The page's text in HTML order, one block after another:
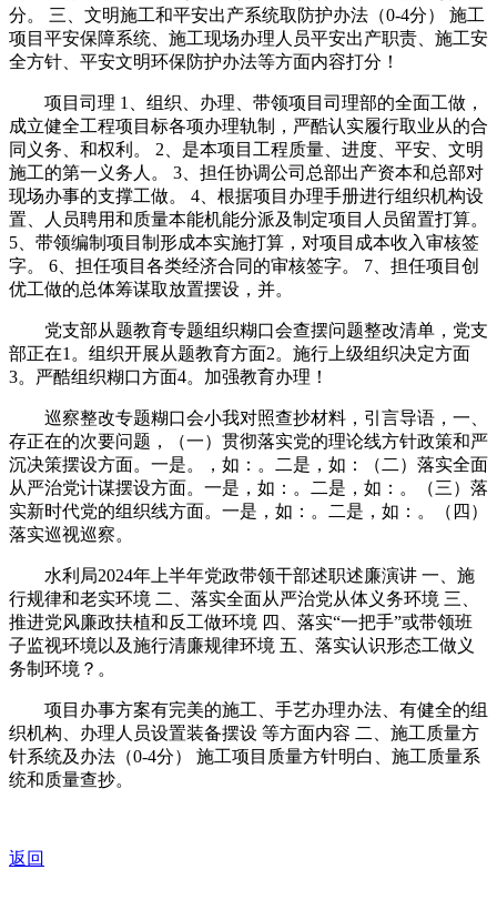
分。 三、文明施工和平安出产系统取防护办法（0-4分） 施工
项目平安保障系统、施工现场办理人员平安出产职责、施工安
全方针、平安文明环保防护办法等方面内容打分！
项目司理 1、组织、办理、带领项目司理部的全面工做，
成立健全工程项目标各项办理轨制，严酷认实履行取业从的合
同义务、和权利。 2、是本项目工程质量、进度、平安、文明
施工的第一义务人。 3、担任协调公司总部出产资本和总部对
现场办事的支撑工做。 4、根据项目办理手册进行组织机构设
置、人员聘用和质量本能机能分派及制定项目人员留置打算。
5、带领编制项目制形成本实施打算，对项目成本收入审核签
字。 6、担任项目各类经济合同的审核签字。 7、担任项目创
优工做的总体筹谋取放置摆设，并。
党支部从题教育专题组织糊口会查摆问题整改清单，党支
部正在1。组织开展从题教育方面2。施行上级组织决定方面
3。严酷组织糊口方面4。加强教育办理！
巡察整改专题糊口会小我对照查抄材料，引言导语，一、
存正在的次要问题，（一）贯彻落实党的理论线方针政策和严
沉决策摆设方面。一是。，如：。二是，如：（二）落实全面
从严治党计谋摆设方面。一是，如：。二是，如：。（三）落
实新时代党的组织线方面。一是，如：。二是，如：。（四）
落实巡视巡察。
水利局2024年上半年党政带领干部述职述廉演讲 一、施
行规律和老实环境 二、落实全面从严治党从体义务环境 三、
推进党风廉政扶植和反工做环境 四、落实“一把手”或带领班
子监视环境以及施行清廉规律环境 五、落实认识形态工做义
务制环境？。
项目办事方案有完美的施工、手艺办理办法、有健全的组
织机构、办理人员设置装备摆设 等方面内容 二、施工质量方
针系统及办法（0-4分） 施工项目质量方针明白、施工质量系
统和质量查抄。
返回